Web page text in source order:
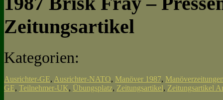
Zeitungsartikel
Kategorien:
Ausrichter-GE, Ausrichter-NATO, Manöver 1987,
GE, Teilnehmer-UK, Übungsplatz, Zeitungsartikel, Zeitungsartikel